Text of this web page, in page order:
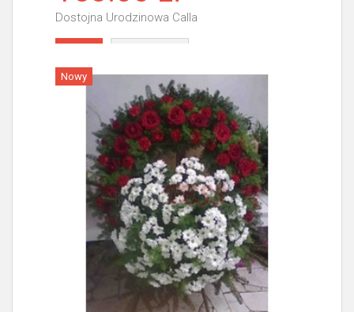
Dostojna Urodzinowa Calla
Nowy